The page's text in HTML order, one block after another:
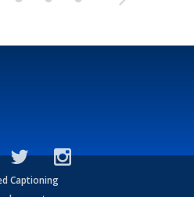
Captioning